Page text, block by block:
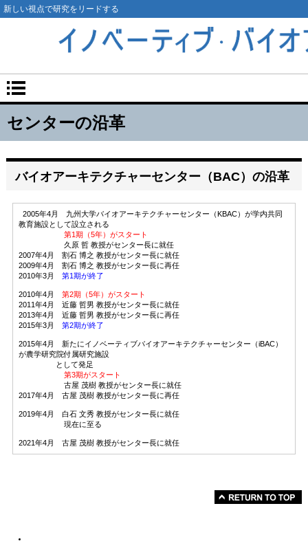
新しい視点で研究をリードする
センターの沿革
バイオアーキテクチャーセンター（BAC）の沿革
2005年4月 九州大学バイオアーキテクチャーセンター（KBAC）が学内共同
教育施設として設立される
第1期（5年）がスタート
久原 哲 教授がセンター長に就任
2007年4月 割石 博之 教授がセンター長に就任
2009年4月 割石 博之 教授がセンター長に再任
2010年3月 第1期が終了
2010年4月 第2期（5年）がスタート
2011年4月 近藤 哲男 教授がセンター長に就任
2013年4月 近藤 哲男 教授がセンター長に再任
2015年3月 第2期が終了
2015年4月 新たにイノベーティブバイオアーキテクチャーセンター（iBAC）
が農学研究院付属研究施設
として発足
第3期がスタート
古屋 茂樹 教授がセンター長に就任
2017年4月 古屋 茂樹 教授がセンター長に再任
2019年4月 白石 文秀 教授がセンター長に就任
現在に至る
2021年4月 古屋 茂樹 教授がセンター長に就任